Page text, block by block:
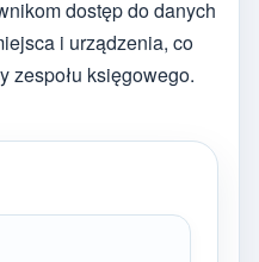
dostęp do danych
i urządzenia, co
zespołu księgowego.